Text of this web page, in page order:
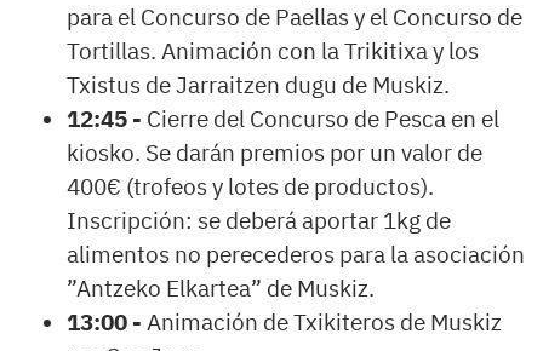
para el Concurso de Paellas y el Concurso de
Tortillas. Animación con la Trikitixa y los
Txistus de Jarraitzen dugu de Muskiz.
12:45 - Cierre del Concurso de Pesca en el
kiosko. Se darán premios por un valor de
400€ (trofeos y lotes de productos).
Inscripción: se deberá aportar 1kg de
alimentos no perecederos para la asociación
”Antzeko Elkartea” de Muskiz.
13:00 - Animación de Txikiteros de Muskiz